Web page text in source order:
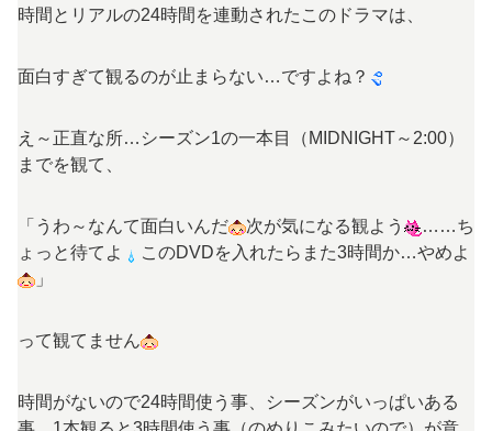
時間とリアルの24時間を連動されたこのドラマは、
面白すぎて観るのが止まらない…ですよね？
え～正直な所…シーズン1の一本目（MIDNIGHT～2:00）
までを観て、
「うわ～なんて面白いんだ 次が気になる観よう
……ち
ょっと待てよ
このDVDを入れたらまた3時間か…やめよ
」
って観てません
時間がないので24時間使う事、シーズンがいっぱいある